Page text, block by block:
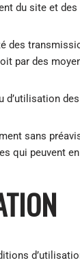
du site et des
des
par des
d’utilisation
sans
qui peuvent